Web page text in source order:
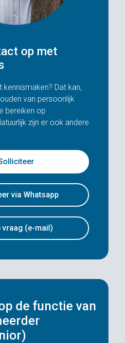
op met
kennismaken? Dat kan,
van persoonlijk
bereiken op
zijn er ook andere
via Whatsapp
vraag (e-mail)
de functie van